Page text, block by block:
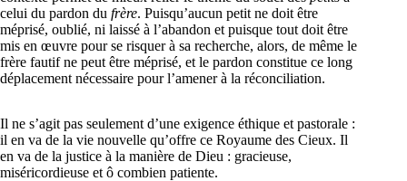
celui du pardon du frère. Puisqu’aucun petit ne doit être
méprisé, oublié, ni laissé à l’abandon et puisque tout doit être
mis en œuvre pour se risquer à sa recherche, alors, de même le
frère fautif ne peut être méprisé, et le pardon constitue ce long
déplacement nécessaire pour l’amener à la réconciliation.
Il ne s’agit pas seulement d’une exigence éthique et pastorale :
il en va de la vie nouvelle qu’offre ce Royaume des Cieux. Il
en va de la justice à la manière de Dieu : gracieuse,
miséricordieuse et ô combien patiente.